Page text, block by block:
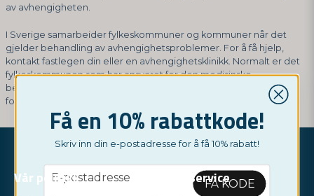
av avhengigheten.
I Sverige samarbeider fylkeskommuner og kommuner når det
gjelder behandling av avhengighetsproblemer. For å få hjelp,
kontakt fastlegen din eller en avhengighetsklinikk. Normalt er det
fylkeskommunen som har ansvaret for den medisinske
behandlingen, mens kommunen gjennom sosialtjenesten sørger
for at du får den støtten du trenger.
Få en 10% rabattkode!
Skriv inn din e-postadresse for å få 10% rabatt!
email
E-postadresse FÅ KODE
Vår politikk Kundeservice